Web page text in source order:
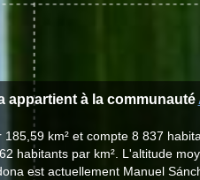
appartient à la communauté
185,59 km² et compte 8 837
habitants par km². L'altitude
est actuellement Manuel